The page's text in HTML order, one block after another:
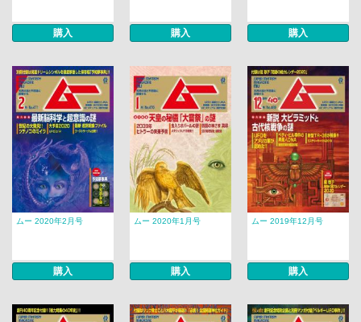
購入 購入 購入
ムー 2020年2月号
購入
ムー 2020年1月号
購入
ムー 2019年12月号
購入